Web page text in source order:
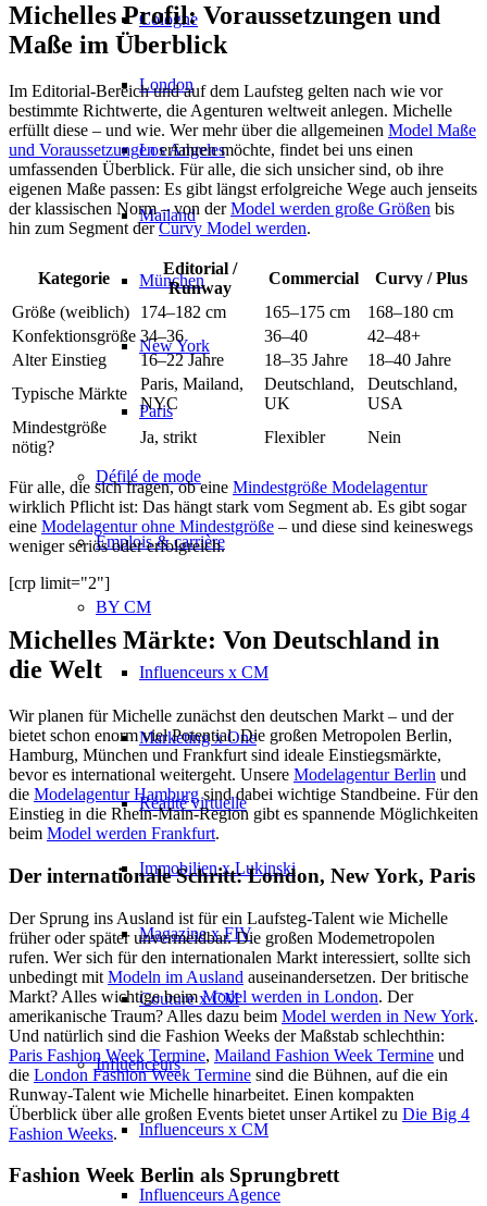
Cologne
London
Los Angeles
Mailand
München
New York
Paris
Défilé de mode
Emplois & carrière
BY CM
Influenceurs x CM
Marketing x One
Réalité virtuelle
Immobilien x Lukinski
Magazine x FIV
Couture x CM
Influenceurs
Influenceurs x CM
Influenceurs Agence
Michelles Profil: Voraussetzungen und
Maße im Überblick
Im Editorial-Bereich und auf dem Laufsteg gelten nach wie vor
bestimmte Richtwerte, die Agenturen weltweit anlegen. Michelle
erfüllt diese – und wie. Wer mehr über die allgemeinen Model Maße
und Voraussetzungenerfahren möchte, findet bei uns einen
umfassenden Überblick. Für alle, die sich unsicher sind, ob ihre
eigenen Maße passen: Es gibt längst erfolgreiche Wege auch jenseits
der klassischen Norm – von derModel werden große Größen bis
hin zum Segment derCurvy Model werden.
Kategorie
Editorial /
Runway
Commercial
Curvy / Plus
Größe (weiblich)
174–182 cm 165–175 cm
168–180 cm
Konfektionsgröße 34–36 36–40
42–48+
Alter Einstieg
16–22 Jahre 18–35 Jahre
18–40 Jahre
Typische Märkte
Paris, Mailand,
NYC
Deutschland,
UK
Deutschland,
USA
Mindestgröße
nötig?
Ja, strikt Flexibler Nein
Für alle, die sich fragen, ob eine Mindestgröße Modelagentur
wirklich Pflicht ist: Das hängt stark vom Segment ab. Es gibt sogar
eine Modelagentur ohne Mindestgröße – und diese sind keineswegs
weniger seriös oder erfolgreich.
[crp limit="2"]
Michelles Märkte: Von Deutschland in
die Welt
Wir planen für Michelle zunächst den deutschen Markt – und der
bietet schon enorm viel Potential. Die großen Metropolen Berlin,
Hamburg, München und Frankfurt sind ideale Einstiegsmärkte,
bevor es international weitergeht. Unsere Modelagentur Berlin und
die Modelagentur Hamburgsind dabei wichtige Standbeine. Für den
Einstieg in die Rhein-Main-Region gibt es spannende Möglichkeiten
beim Model werden Frankfurt.
Der internationale Schritt: London, New York, Paris
Der Sprung ins Ausland ist für ein Laufsteg-Talent wie Michelle
früher oder später unvermeidbar. Die großen Modemetropolen
rufen. Wer sich für den internationalen Markt interessiert, sollte sich
unbedingt mit Modeln im Ausland auseinandersetzen. Der britische
Markt? Alles wichtige beimModel werden in London. Der
amerikanische Traum? Alles dazu beim Model werden in New York.
Und natürlich sind die Fashion Weeks der Maßstab schlechthin:
Paris Fashion Week Termine, Mailand Fashion Week Termine und
die London Fashion Week Termine sind die Bühnen, auf die ein
Runway-Talent wie Michelle hinarbeitet. Einen kompakten
Überblick über alle großen Events bietet unser Artikel zu Die Big 4
Fashion Weeks.
Fashion Week Berlin als Sprungbrett